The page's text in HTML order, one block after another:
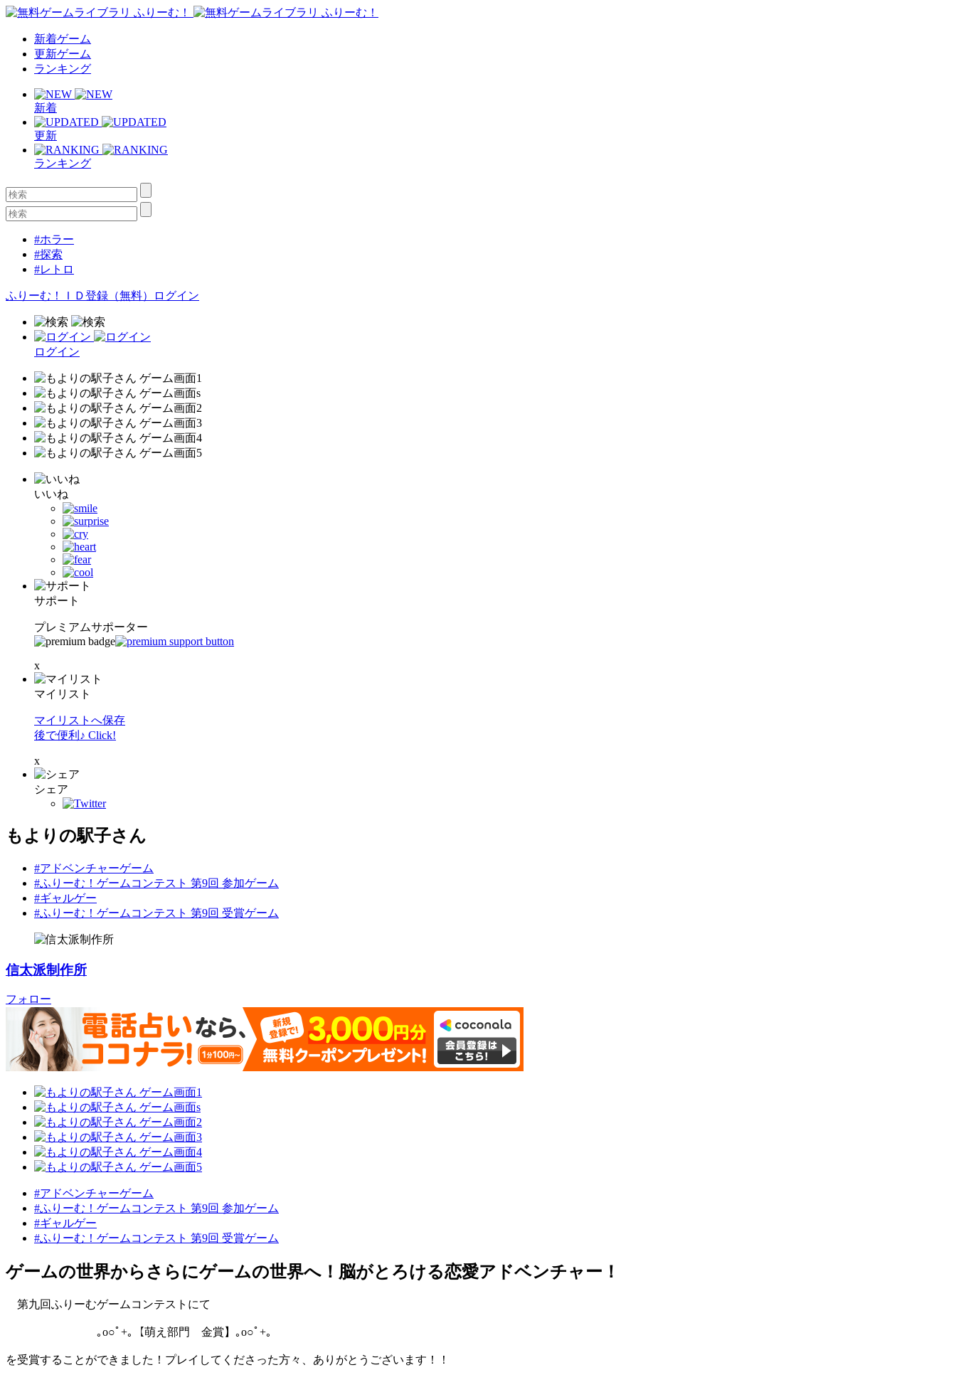
新着ゲーム
更新ゲーム
ランキング
新着
更新
ランキング
#ホラー
#探索
#レトロ
ふりーむ！ＩＤ登録（無料） ログイン
ログイン
いいね
サポート
プレミアムサポーター
x
マイリスト
マイリストへ保存
後で便利♪ Click!
x
シェア
もよりの駅子さん
#アドベンチャーゲーム
#ふりーむ！ゲームコンテスト 第9回 参加ゲーム
#ギャルゲー
#ふりーむ！ゲームコンテスト 第9回 受賞ゲーム
信太派制作所
フォロー
#アドベンチャーゲーム
#ふりーむ！ゲームコンテスト 第9回 参加ゲーム
#ギャルゲー
#ふりーむ！ゲームコンテスト 第9回 受賞ゲーム
ゲームの世界からさらにゲームの世界へ！脳がとろける恋愛アドベンチャー！
第九回ふりーむゲームコンテストにて
｡o○ﾟ+｡【萌え部門 金賞】｡o○ﾟ+｡
を受賞することができました！プレイしてくださった方々、ありがとうございます！！